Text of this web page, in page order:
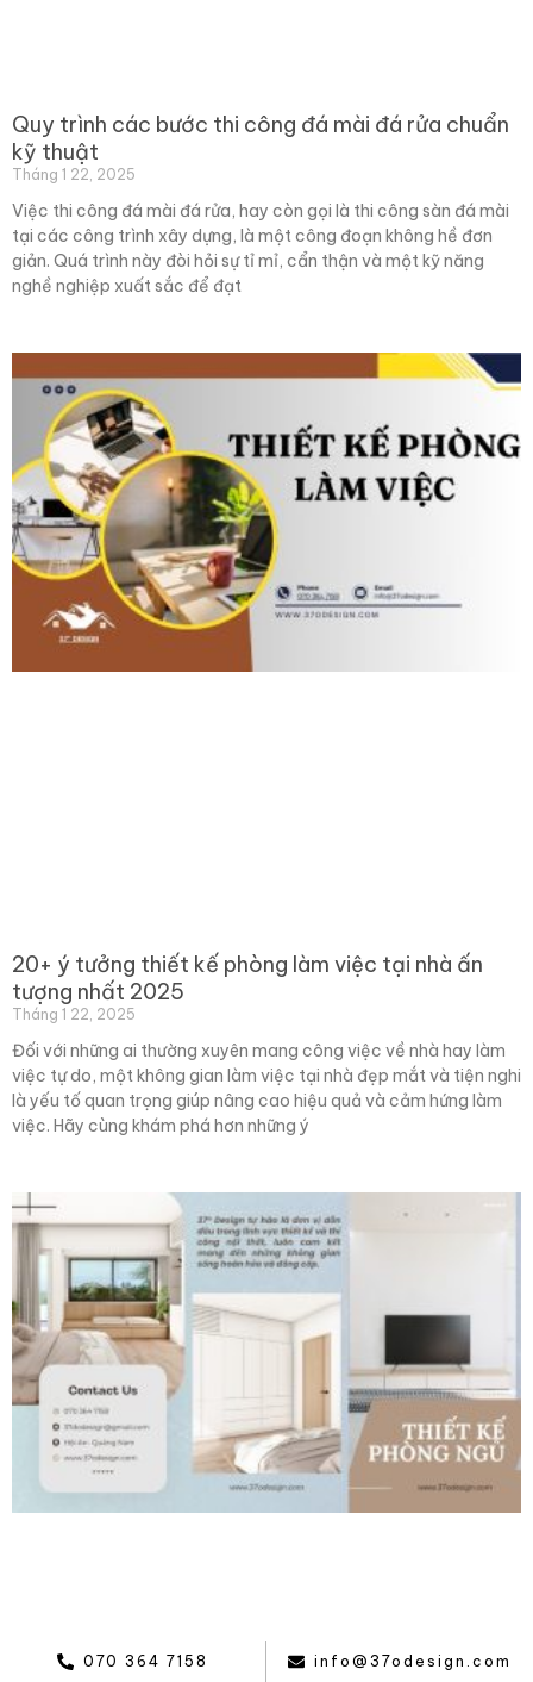
Quy trình các bước thi công đá mài đá rửa chuẩn
kỹ thuật
Tháng 1 22, 2025
Việc thi công đá mài đá rửa, hay còn gọi là thi công sàn đá mài
tại các công trình xây dựng, là một công đoạn không hề đơn
giản. Quá trình này đòi hỏi sự tỉ mỉ, cẩn thận và một kỹ năng
nghề nghiệp xuất sắc để đạt
20+ ý tưởng thiết kế phòng làm việc tại nhà ấn
tượng nhất 2025
Tháng 1 22, 2025
Đối với những ai thường xuyên mang công việc về nhà hay làm
việc tự do, một không gian làm việc tại nhà đẹp mắt và tiện nghi
là yếu tố quan trọng giúp nâng cao hiệu quả và cảm hứng làm
việc. Hãy cùng khám phá hơn những ý
070 364 7158 info@37odesign.com